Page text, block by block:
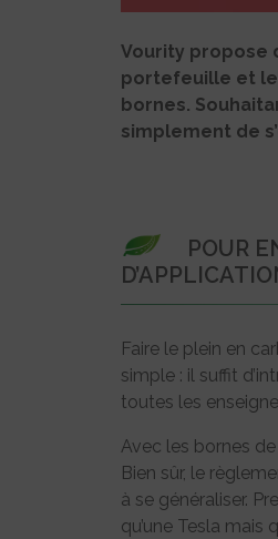
Vourity propose
portefeuille et
bornes.
simplement de
POUR
Faire le plein en
simple : il suffit
toutes les
Avec les bornes
Bien sûr, le
à se généraliser.
qu’une Tesla